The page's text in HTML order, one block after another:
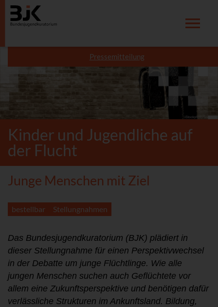
Kinder und Jugendliche auf
der Flucht
Junge Menschen mit Ziel
bestellbar Stellungnahmen
Das Bundesjugendkuratorium (BJK) plädiert in
dieser Stellungnahme für einen Perspektivwechsel
in der Debatte um junge Flüchtlinge. Wie alle
jungen Menschen suchen auch Geflüchtete vor
allem eine Zukunftsperspektive und benötigen dafür
verlässliche Strukturen im Ankunftsland. Bildung,
Als PDF herunterladen
Pressemitteilung